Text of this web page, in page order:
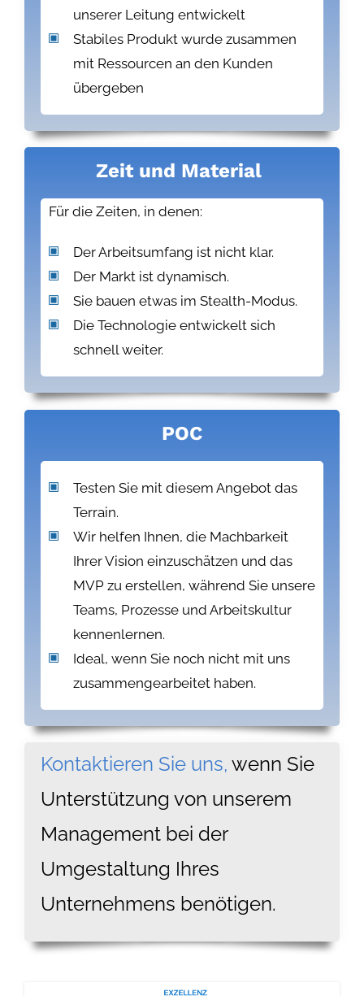
unserer Leitung entwickelt
Stabiles Produkt wurde zusammen
mit Ressourcen an den Kunden
übergeben
Zeit und Material
Für die Zeiten, in denen:
Der Arbeitsumfang ist nicht klar.
Der Markt ist dynamisch.
Sie bauen etwas im Stealth-Modus.
Die Technologie entwickelt sich
schnell weiter.
POC
Testen Sie mit diesem Angebot das
Terrain.
Wir helfen Ihnen, die Machbarkeit
Ihrer Vision einzuschätzen und das
MVP zu erstellen, während Sie unsere
Teams, Prozesse und Arbeitskultur
kennenlernen.
Ideal, wenn Sie noch nicht mit uns
zusammengearbeitet haben.
Kontaktieren Sie uns, wenn Sie
Unterstützung von unserem
Management bei der
Umgestaltung Ihres
Unternehmens benötigen.